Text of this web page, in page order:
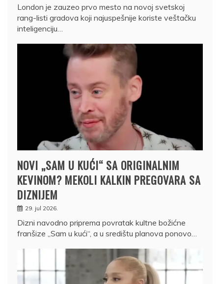
London je zauzeo prvo mesto na novoj svetskoj
rang-listi gradova koji najuspešnije koriste veštačku
inteligenciju…
NOVI „SAM U KUĆI“ SA ORIGINALNIM
KEVINOM? MEKOLI KALKIN PREGOVARA SA
DIZNIJEM
29. jul 2026.
Dizni navodno priprema povratak kultne božićne
franšize „Sam u kući“, a u središtu planova ponovo…